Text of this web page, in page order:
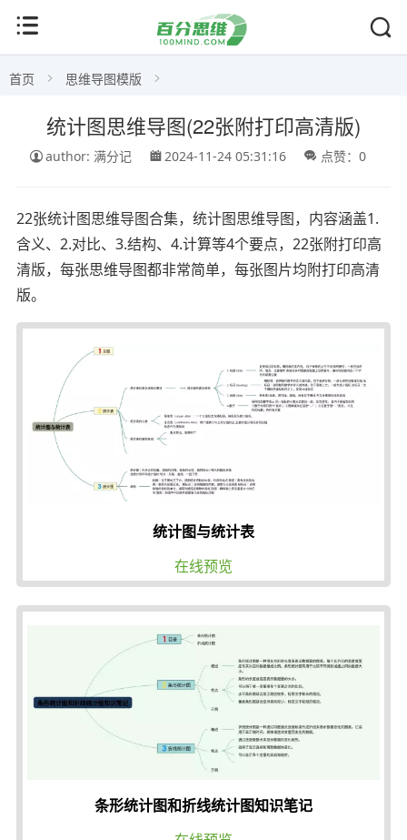
首页 思维导图模版
统计图思维导图(22张附打印高清版)
author: 满分记 2024-11-24 05:31:16 点赞：0
22张统计图思维导图合集，统计图思维导图，内容涵盖1.
含义、2.对比、3.结构、4.计算等4个要点，22张附打印高
清版，每张思维导图都非常简单，每张图片均附打印高清
版。
统计图与统计表
在线预览
条形统计图和折线统计图知识笔记